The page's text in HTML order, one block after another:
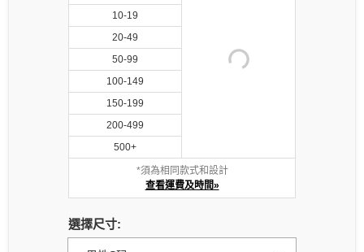
10-19
20-49
50-99
100-149
150-199
200-499
500+
*須為相同款式和設計
查看運費及時間»
選擇尺寸: